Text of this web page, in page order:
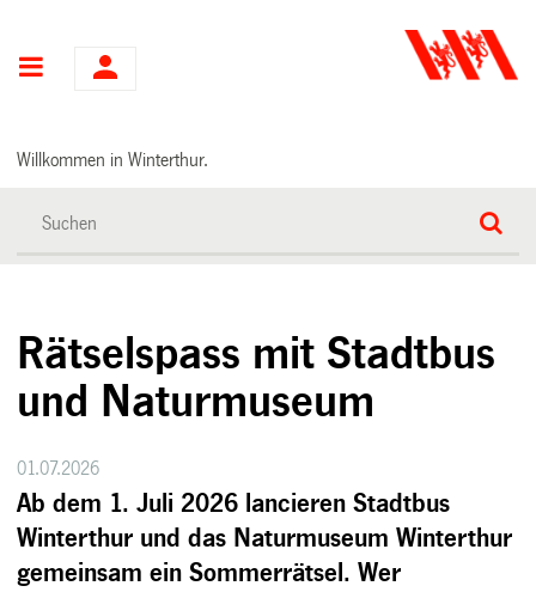
Hauptnavigation
Willkommen in Winterthur.
Rätselspass mit Stadtbus
und Naturmuseum
01.07.2026
Ab dem 1. Juli 2026 lancieren Stadtbus
Winterthur und das Naturmuseum Winterthur
gemeinsam ein Sommerrätsel. Wer